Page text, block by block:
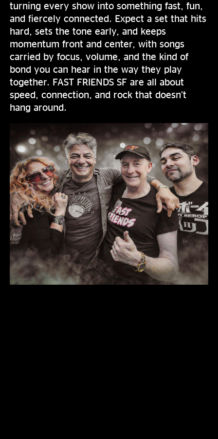
turning every show into something fast, fun,
and fiercely connected. Expect a set that hits
hard, sets the tone early, and keeps
momentum front and center, with songs
carried by focus, volume, and the kind of
bond you can hear in the way they play
together. FAST FRIENDS SF are all about
speed, connection, and rock that doesn’t
hang around.